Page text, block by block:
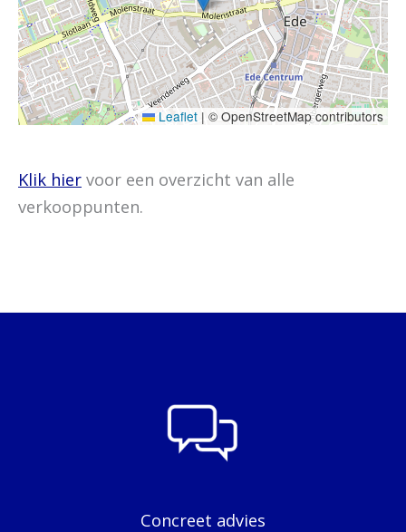
Leaflet | © OpenStreetMap contributors
Klik hier voor een overzicht van alle
verkooppunten.
Concreet advies